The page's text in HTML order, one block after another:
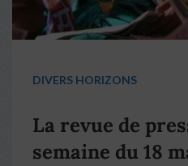
DIVERS HORIZONS
La revue de
semaine du 18